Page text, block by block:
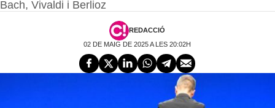
Bach, Vivaldi i Berlioz
REDACCIÓ
02 DE MAIG DE 2025 A LES 20:02H